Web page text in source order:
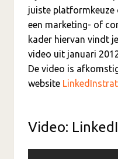
juiste platformkeuze
een marketing- of
kader hiervan vindt
video uit januari
De video is
website
Video: